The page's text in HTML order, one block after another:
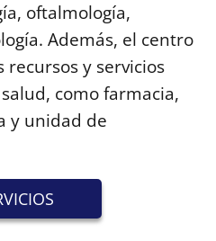
oftalmología,
Además, el centro
y servicios
como farmacia,
y unidad de